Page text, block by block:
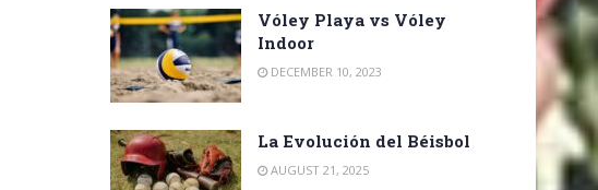
Vóley Playa vs Vóley
Indoor
DECEMBER 10, 2023
La Evolución del Béisbol
AUGUST 21, 2025